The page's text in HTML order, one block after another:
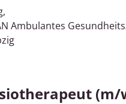
Spezialbereiche
Therapeutischer Dienst
Ambulantes
(m/